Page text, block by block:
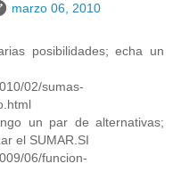
marzo 06, 2010
posibilidades; echa un
02/sumas-
un par de alternativas;
el SUMAR.SI
06/funcion-